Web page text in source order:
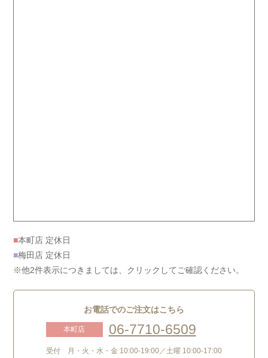
■本町店 定休日
■梅田店 定休日
※他2件表示につきましては、クリックしてご確認ください。
お電話でのご注文はこちら
本町店 06-7710-6509
受付 月・火・水・金 10:00-19:00／土曜 10:00-17:00